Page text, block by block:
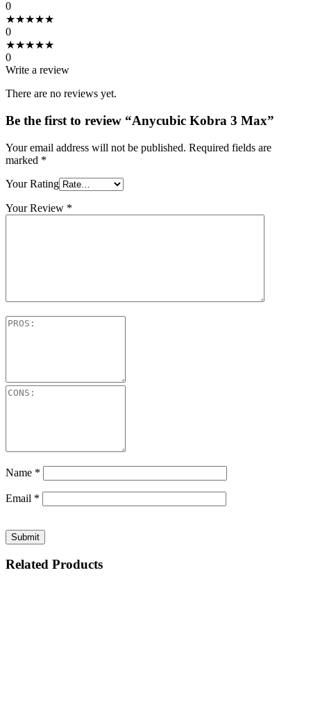
0
★★★★★
0
★★★★★
0
Write a review
There are no reviews yet.
Be the first to review “Anycubic Kobra 3 Max”
Your email address will not be published. Required fields are
marked *
Your Rating
Your Review *
Name *
Email *
Related Products